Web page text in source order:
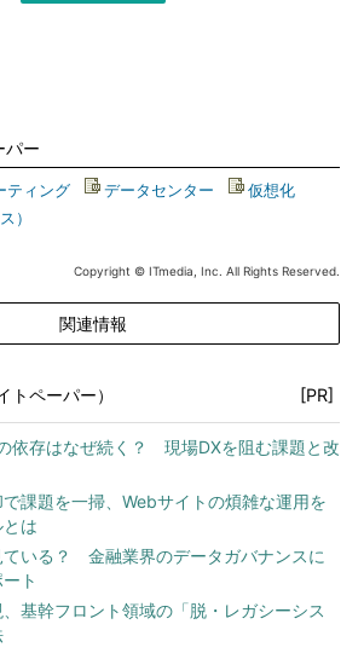
パー
ティング データセンター 仮想化
）
Copyright © ITmedia, Inc. All Rights Reserved.
関連情報
トペーパー） [PR]
依存はなぜ続く？ 現場DXを阻む課題と改
課題を一掃、Webサイトの煩雑な運用を
は
ている？ 金融業界のデータガバナンスに
ト
、基幹フロント領域の「脱・レガシーシス